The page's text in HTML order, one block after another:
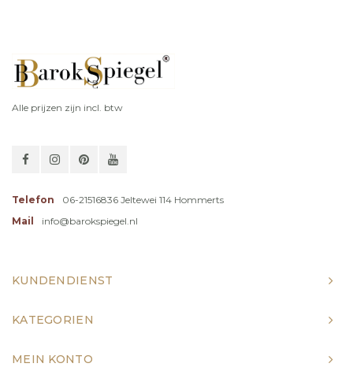
Alle prijzen zijn incl. btw
Telefon
06-21516836 Jeltewei 114 Hommerts
Mail
info@barokspiegel.nl
KUNDENDIENST
KATEGORIEN
MEIN KONTO